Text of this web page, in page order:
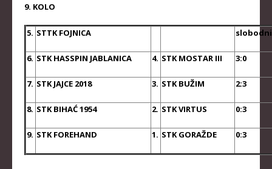
PRAVILNICI
OBRASCI
9. KOLO
5. STTK FOJNICA slobodni
6. STK HASSPIN JABLANICA 4. STK MOSTAR III 3:0
7. STK JAJCE 2018 3. STK BUŽIM 2:3
8. STK BIHAĆ 1954 2. STK VIRTUS 0:3
9. STK FOREHAND 1. STK GORAŽDE 0:3